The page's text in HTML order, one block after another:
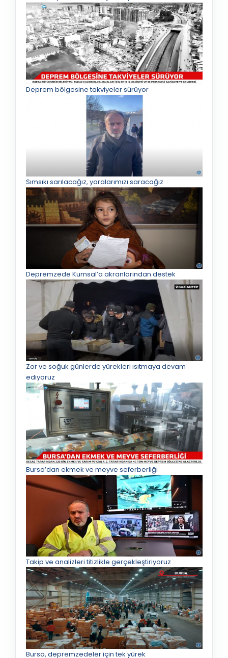
Deprem bölgesine takviyeler sürüyor
Sımsıkı sarılacağız, yaralarımızı saracağız
Depremzede Kumsal’a akranlarından destek
Zor ve soğuk günlerde yürekleri ısıtmaya devam
ediyoruz
Bursa’dan ekmek ve meyve seferberliği
Takip ve analizleri titizlikle gerçekleştiriyoruz
Bursa, depremzedeler için tek yürek